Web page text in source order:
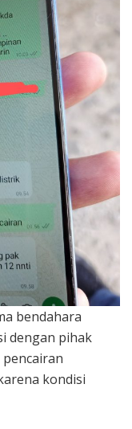
bendahara
dengan pihak
kondisi